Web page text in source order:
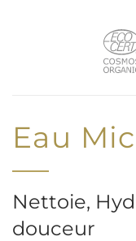
Eau
Nettoie,
douceur